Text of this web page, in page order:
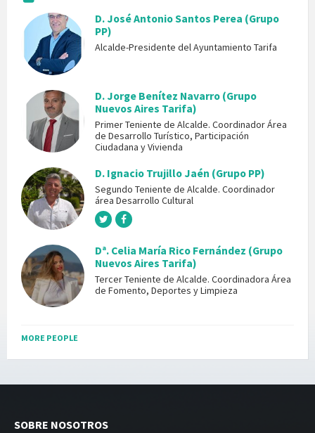
D. José Antonio Santos Perea (Grupo
PP)
Alcalde-Presidente del Ayuntamiento Tarifa
D. Jorge Benítez Navarro (Grupo
Nuevos Aires Tarifa)
Primer Teniente de Alcalde. Coordinador Área
de Desarrollo Turístico, Participación
Ciudadana y Vivienda
D. Ignacio Trujillo Jaén (Grupo PP)
Segundo Teniente de Alcalde. Coordinador
área Desarrollo Cultural
Dª. Celia María Rico Fernández (Grupo
Nuevos Aires Tarifa)
Tercer Teniente de Alcalde. Coordinadora Área
de Fomento, Deportes y Limpieza
MORE PEOPLE
SOBRE NOSOTROS